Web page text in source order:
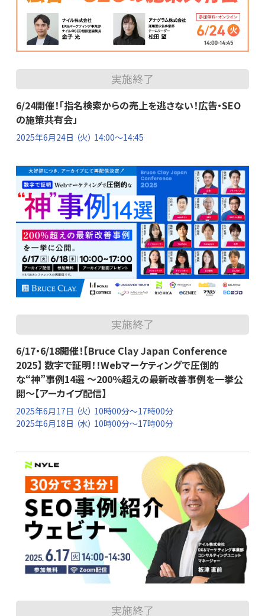
実施終了
6/24開催！「指名検索からの売上を逃さない！広告・SEO
の施策共有会」
2025年6月24日 （火） 14:00～14:45
実施終了
6/17・6/18開催！【Bruce Clay Japan Conference
2025】 数字で証明！！Webマーケティングで圧倒的
な“神”事例14選 〜200％超えの最新改善事例を一挙公
開〜【アーカイブ配信】
2025年6月17日 （火） 10時00分～17時00分
2025年6月18日 （水） 10時00分～17時00分
実施終了